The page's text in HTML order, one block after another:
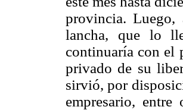
provincia.
lancha, que lo
continuaría con el
privado de su
sirvió, por
empresario,